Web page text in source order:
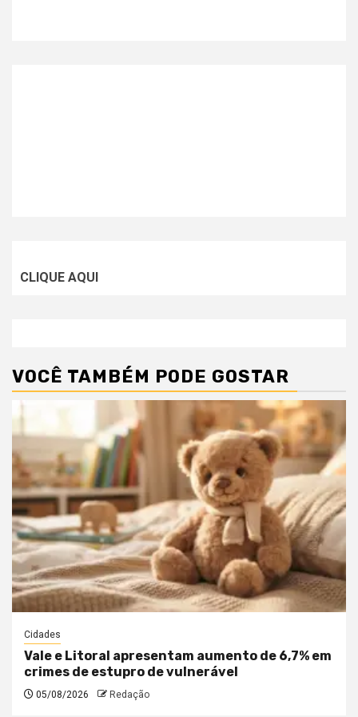
CLIQUE AQUI
VOCÊ TAMBÉM PODE GOSTAR
Cidades
Vale e Litoral apresentam aumento de 6,7% em
crimes de estupro de vulnerável
05/08/2026 Redação